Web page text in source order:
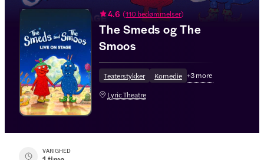
4.6 (110 bedømmelser)
The Smeds og The
Smoos
Teaterstykker Komedie +3more
Lyric Theatre
VARIGHED